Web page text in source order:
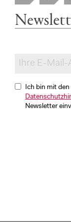
Ich bin mit den
Newsletter